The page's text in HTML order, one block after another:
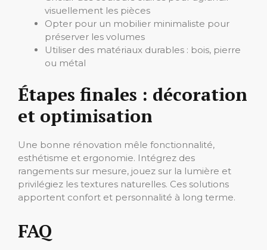
visuellement les pièces
Opter pour un mobilier minimaliste pour
préserver les volumes
Utiliser des matériaux durables : bois, pierre
ou métal
Étapes finales : décoration
et optimisation
Une bonne rénovation mêle fonctionnalité,
esthétisme et ergonomie. Intégrez des
rangements sur mesure, jouez sur la lumière et
privilégiez les textures naturelles. Ces solutions
apportent confort et personnalité à long terme.
FAQ